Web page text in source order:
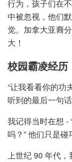
行为，孩子们在
中被忽视，他们
觉。加拿大亚裔
大！
校园霸凌经历
“让我看看你的功
听到的最后一句话
我记得当时在想 -
吗？” 他们只是碰
上世纪 90 年代